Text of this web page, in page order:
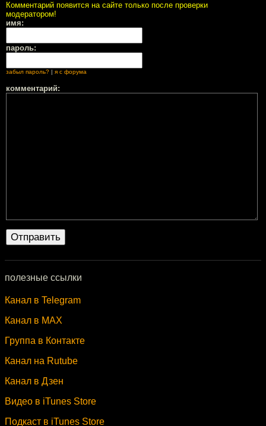
Комментарий появится на сайте только после проверки
модератором!
имя:
пароль:
забыл пароль? я с форума
комментарий:
полезные ссылки
Канал в Telegram
Канал в MAX
Группа в Контакте
Канал на Rutube
Канал в Дзен
Видео в iTunes Store
Подкаст в iTunes Store